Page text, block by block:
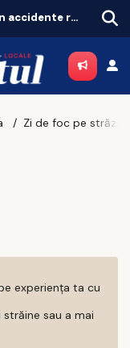
experiența ta cu
sau a mai